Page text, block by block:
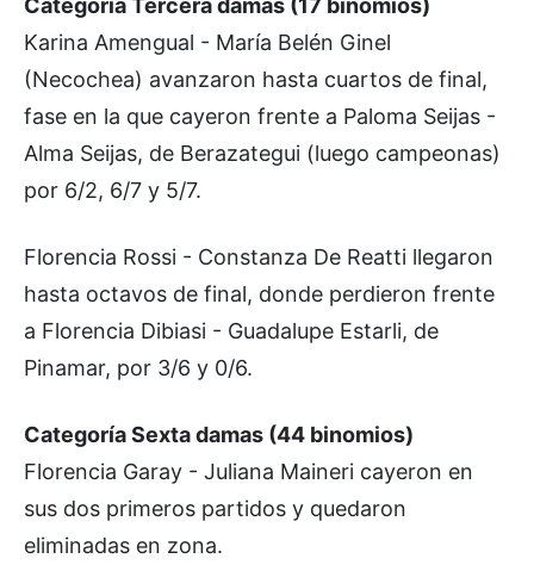
Karina Amengual - María Belén Ginel
(Necochea) avanzaron hasta cuartos de final,
fase en la que cayeron frente a Paloma Seijas -
Alma Seijas, de Berazategui (luego campeonas)
por 6/2, 6/7 y 5/7.
Florencia Rossi - Constanza De Reatti llegaron
hasta octavos de final, donde perdieron frente
a Florencia Dibiasi - Guadalupe Estarli, de
Pinamar, por 3/6 y 0/6.
Categoría Sexta damas (44 binomios)
Florencia Garay - Juliana Maineri cayeron en
sus dos primeros partidos y quedaron
eliminadas en zona.